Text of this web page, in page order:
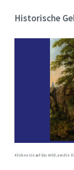
Historische
Klicken Sie auf das Bild, um die